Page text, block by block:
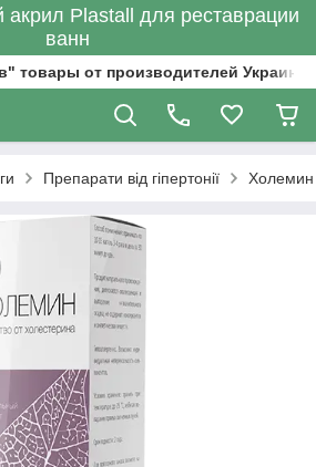
Plastall для реставрации
ванн
товары от производителей
Препарати від гіпертонії Холемин